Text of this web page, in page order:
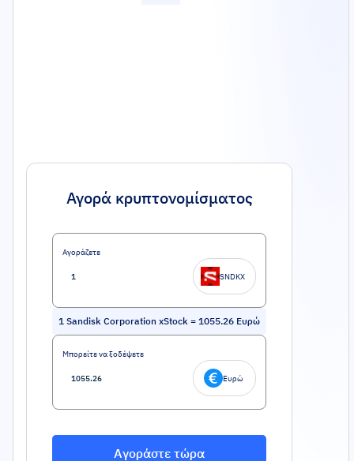
Αγορά κρυπτονομίσματος
Αγοράζετε
SNDKX
1 Sandisk Corporation xStock = 1055.26 Ευρώ
Μπορείτε να ξοδέψετε
Ευρώ
Αγοράστε τώρα